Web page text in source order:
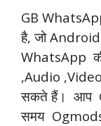
GB
है, जो
WhatsApp
,Audio
सकते हैं। आप
समय